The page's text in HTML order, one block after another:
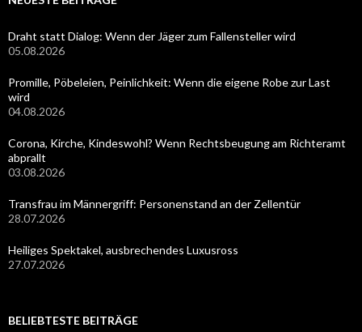
Draht statt Dialog: Wenn der Jäger zum Fallensteller wird
05.08.2026
Promille, Pöbeleien, Peinlichkeit: Wenn die eigene Robe zur Last
wird
04.08.2026
Corona, Kirche, Kindeswohl? Wenn Rechtsbeugung am Richteramt
abprallt
03.08.2026
Transfrau im Männergriff: Personenstand an der Zellentür
28.07.2026
Heiliges Spektakel, ausbrechendes Luxusross
27.07.2026
BELIEBTESTE BEITRÄGE